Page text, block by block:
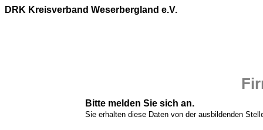
DRK Kreisverband Weserbergland e.V.
Bitte melden Sie sich an.
Sie erhalten diese Daten von der ausbildenden